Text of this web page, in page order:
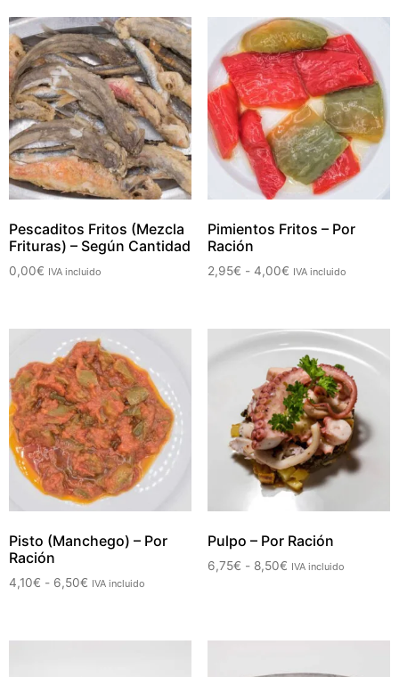
Pescaditos Fritos (Mezcla
Frituras) – Según Cantidad
0,00€ IVA incluido
Pimientos Fritos – Por
Ración
2,95€ - 4,00€ IVA incluido
Pisto (Manchego) – Por
Ración
4,10€ - 6,50€ IVA incluido
Pulpo – Por Ración
6,75€ - 8,50€ IVA incluido